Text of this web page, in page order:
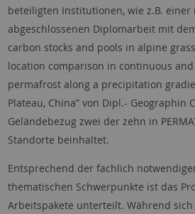
beteiligten Institutionen, wie z.B. einer
abgeschlossenen Diplomarbeit mit
carbon stocks and pools in alpine
location comparison in continuous
permafrost along a precipitation
Plateau, China” von Dipl.- Geographin
Geländebezug zwei der zehn in
Standorte beinhaltet.
Entsprechend der fachlich
thematischen Schwerpunkte ist das
Arbeitspakete unterteilt. Während sich